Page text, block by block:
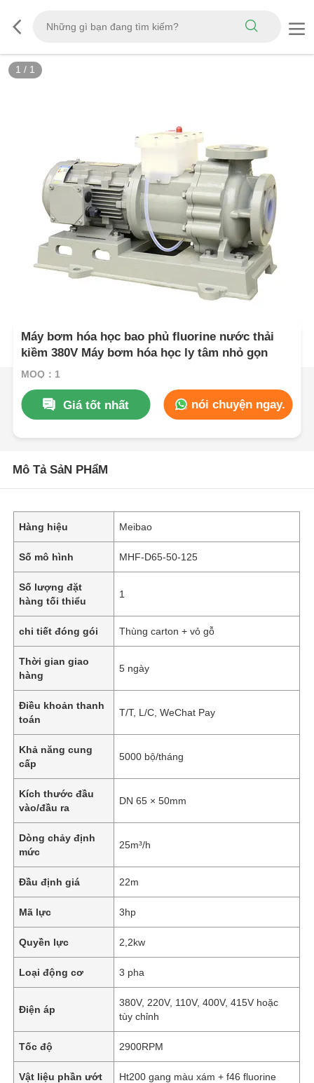
1 / 1
Máy bơm hóa học bao phủ fluorine nước thải
kiềm 380V Máy bơm hóa học ly tâm nhỏ gọn
MOQ：1
Giá tốt nhất nói chuyện ngay.
Mô Tả SảN PHẩM
Hàng hiệu Meibao
Số mô hình MHF-D65-50-125
Số lượng đặt
hàng tối thiểu
1
chi tiết đóng gói Thùng carton + vỏ gỗ
Thời gian giao
hàng
5 ngày
Điều khoản thanh
toán
T/T, L/C, WeChat Pay
Khả năng cung
cấp
5000 bộ/tháng
Kích thước đầu
vào/đầu ra
DN 65 × 50mm
Dòng chảy định
mức
25m³/h
Đầu định giá 22m
Mã lực 3hp
Quyền lực 2,2kw
Loại động cơ 3 pha
Điện áp
380V, 220V, 110V, 400V, 415V hoặc
tùy chỉnh
Tốc độ 2900RPM
Vật liệu phần ướt Ht200 gang màu xám + f46 fluorine